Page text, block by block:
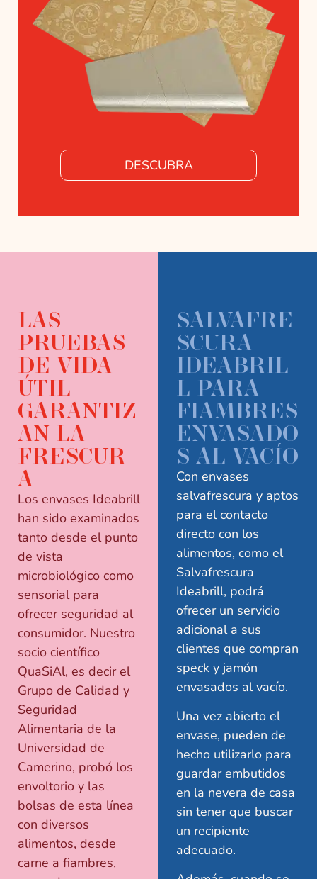
DESCUBRA
LAS
PRUEBAS
DE VIDA
ÚTIL
GARANTIZ
AN LA
FRESCUR
A
Los envases Ideabrill
han sido examinados
tanto desde el punto
de vista
microbiológico como
sensorial para
ofrecer seguridad al
consumidor. Nuestro
socio científico
QuaSiAl, es decir el
Grupo de Calidad y
Seguridad
Alimentaria de la
Universidad de
Camerino, probó los
envoltorio y las
bolsas de esta línea
con diversos
alimentos, desde
carne a fiambres,
SALVAFRE
SCURA
IDEABRIL
L PARA
FIAMBRES
ENVASADO
S AL VACÍO
Con envases
salvafrescura y aptos
para el contacto
directo con los
alimentos, como el
Salvafrescura
Ideabrill, podrá
ofrecer un servicio
adicional a sus
clientes que compran
speck y jamón
envasados al vacío.
Una vez abierto el
envase, pueden de
hecho utilizarlo para
guardar embutidos
en la nevera de casa
sin tener que buscar
un recipiente
adecuado.